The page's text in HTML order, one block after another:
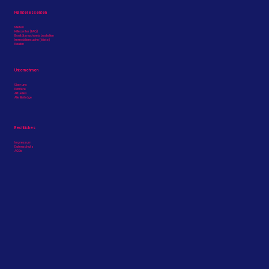
Für Interessenten
Mieten
Hilfecenter (FAQ)
Bonitätsnachweis bestellen
Immobiliensuche (Miete)
Kaufen
Unternehmen
Über uns
Karriere
Aktuelles
Alle Beiträge
Rechtliches
Impressum
Datenschutz
AGBs